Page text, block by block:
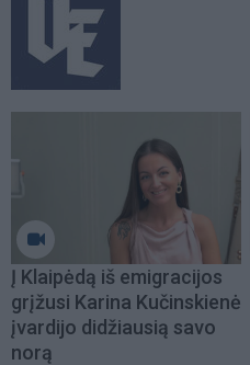
Į Klaipėdą iš emigracijos
grįžusi Karina Kučinskienė
įvardijo didžiausią savo
norą